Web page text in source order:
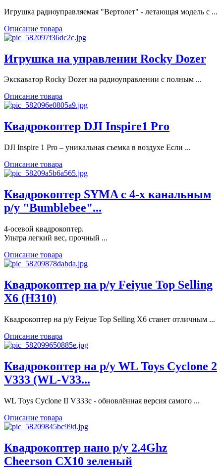
Игрушка радиоуправляемая "Вертолет" - летающая модель с ...
Описание товара
Игрушка на управлении Rocky Dozer
Экскаватор Rocky Dozer на радиоуправлении с полным ...
Описание товара
Квадрокоптер DJI Inspire1 Pro
DJI Inspire 1 Pro – уникальная съемка в воздухе Если ...
Описание товара
Квадрокоптер SYMA с 4-х канальным
р/у "Bumblebee"...
4-осевой квадрокоптер.
Ультра легкий вес, прочный ...
Описание товара
Квадрокоптер на р/у Feiyue Top Selling
X6 (H310)
Квадрокоптер на р/у Feiyue Top Selling X6 станет отличным ...
Описание товара
Квадрокоптер на р/у WL Toys Cyclone 2
V333 (WL-V33...
WL Toys Cyclone II V333c - обновлённая версия самого ...
Описание товара
Квадрокоптер нано р/у 2.4Ghz
Cheerson CX10 зеленый